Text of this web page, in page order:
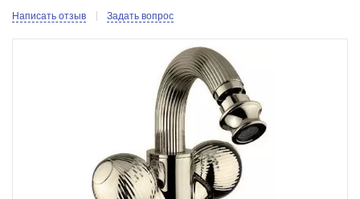
Написать отзыв Задать вопрос